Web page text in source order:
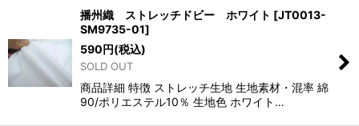
播州織 ストレッチドビー ホワイト [JT0013-
SM9735-01]
590円(税込)
SOLD OUT
商品詳細 特徴 ストレッチ生地 生地素材・混率 綿
90/ポリエステル10％ 生地色 ホワイト…